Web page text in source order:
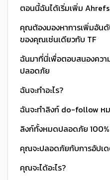
ตอนนี้ฉันได้เริ่มเพิ่ม
คุณต้องมองหาการเพิ่มอัน
ของคุณเช่นเดียวกับ TF
ฉันมาที่นี่เพื่อตอบสนองคว
ปลอดภัย
ฉันจะทําอะไร?
ฉันจะทําลิงก์ do-follow หม
ลิงก์ทั้งหมดปลอดภัย 100%
คุณจะปลอดภัยกับการอัปเ
คุณจะได้อะไร?